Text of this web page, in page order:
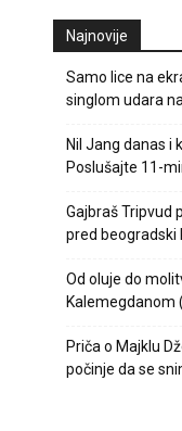
Najnovije
Samo lice na
singlom udara
Nil Jang danas i
Poslušajte 11-
Gajbraš Tripvud
pred beogradski
Od oluje do
Priča o Majklu
počinje da se